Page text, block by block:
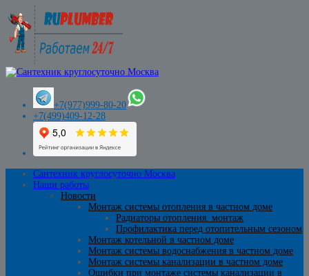
+7(977)999-80-20
+7(499)409-12-28
Сантехник круглосуточно Москва
Наши работы
Новости
Монтаж системы отопления в частном доме
Радиаторы отопления. монтаж
Профилактика перед отопительным сезоном
Монтаж котельной в частном доме
Монтаж системы водоснабжения в частном доме
Монтаж системы канализации в частном доме
Ошибки при монтаже системы канализации в